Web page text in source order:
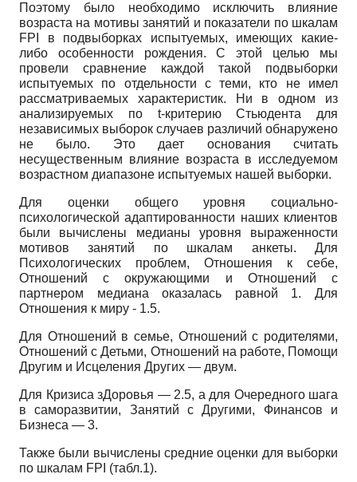
Поэтому было необходимо исключить влияние
возраста на мотивы занятий и показатели по шкалам
FPI
в подвыборках испытуемых, имеющих какие-
либо особенности рождения. С этой целью мы
провели сравнение каждой такой подвыборки
испытуемых по отдельности с теми, кто не имел
рассматриваемых характеристик. Ни в одном из
анализируемых по t-критерию Стьюдента для
независимых выборок случаев различий обнаружено
не было. Это дает основания считать
несущественным влияние возраста в исследуемом
возрастном диапазоне испытуемых нашей выборки.
Для оценки общего уровня социально-
психологической адаптированности наших клиентов
были вычислены медианы уровня выраженности
мотивов занятий по шкалам анкеты. Для
Психологических проблем, Отношения к себе,
Отношений с окружающими и Отношений с
партнером медиана оказалась равной 1. Для
Отношения к миру - 1.5.
Для Отношений в семье, Отношений с родителями,
Отношений с Детьми, Отношений на работе, Помощи
Другим и Исцеления Других — двум.
Для Кризиса зДоровья — 2.5, а для Очередного шага
в саморазвитии, Занятий с Другими, Финансов и
Бизнеса — 3.
Также были вычислены средние оценки для выборки
по шкалам FPI (табл.1).